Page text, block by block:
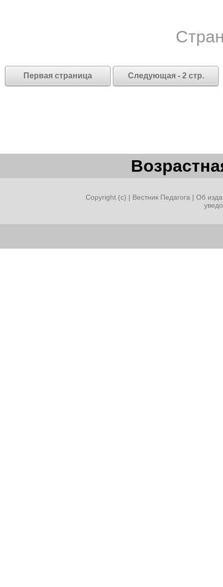
Первая страница Следующая - 2 стр.
Copyright (c) | Вестник Педагога | Об